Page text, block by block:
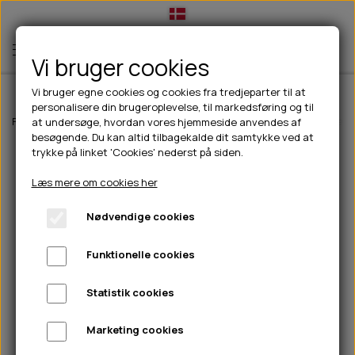
TIL HUND
💧FODER- VANDSKÅLE
CHICOPEE
GODBIDSTASKE
HALSBÅND
🦴 GODBIDDER & SNACKS
🍖 SMAGSVARIANTER
🎾 LEGETØJ
TÆNDER, ØRE, ØJE, POTER & NÆSE
🐾 UDSTYR & KOMFORT
TIL HUNDEEJER
DRIKKEFLASKER/TERMOFLASKER
HUER OG VANTER
PINEWOOD SALES
TIL KAT
TILBUD
NYHEDER
ABONNEMENT
Forside Til hunde Halsbånd, liner & seler Liner JHS Læder
Vi bruger cookies
Vi bruger egne cookies og cookies fra tredjeparter til at
personalisere din brugeroplevelse, til markedsføring og til
at undersøge, hvordan vores hjemmeside anvendes af
besøgende. Du kan altid tilbagekalde dit samtykke ved at
trykke på linket 'Cookies' nederst på siden.
Læs mere om cookies her
Nødvendige cookies
Funktionelle cookies
Statistik cookies
Marketing cookies